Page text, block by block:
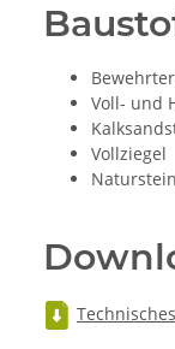
Voll- und
Vollziegel
Naturstein